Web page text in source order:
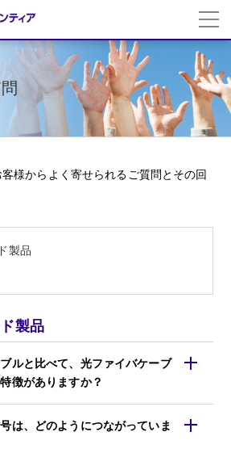
様からよく寄せられるご質問とその回
製品
製品
ルと比べて、光ファイバケーブ
徴がありますか？
は、どのようにつながっていま